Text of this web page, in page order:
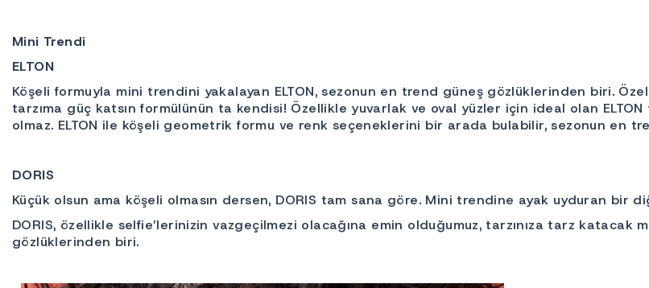
Mini Trendi
ELTON
Köşeli formuyla mini trendini yakalayan ELTON, sezonun en trend güneş gözlüklerinden biri.
tarzıma güç katsın formülünün ta kendisi! Özellikle yuvarlak ve oval yüzler için ideal olan
olmaz. ELTON ile köşeli geometrik formu ve renk seçeneklerini bir arada bulabilir, sezonun en
DORIS
Küçük olsun ama köşeli olmasın dersen, DORIS tam sana göre. Mini trendine ayak uyduran bir
DORIS, özellikle selfie’lerinizin vazgeçilmezi olacağına emin olduğumuz, tarzınıza tarz
gözlüklerinden biri.